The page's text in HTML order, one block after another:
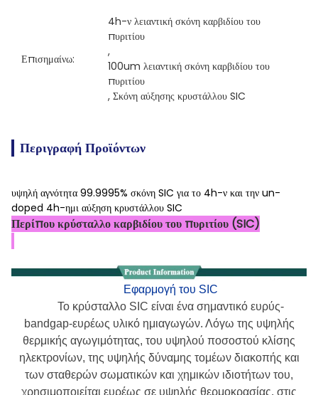
Επισημαίνω:
4h-ν λειαντική σκόνη καρβιδίου του
πυριτίου
,
100um λειαντική σκόνη καρβιδίου του
πυριτίου
, Σκόνη αύξησης κρυστάλλου SIC
Περιγραφή Προϊόντων
υψηλή αγνότητα 99.9995% σκόνη SIC για το 4h-ν και την un-
doped 4h-ημι αύξηση κρυστάλλου SIC
Περίπου κρύσταλλο καρβιδίου του πυριτίου (SIC)
Εφαρμογή του SIC
Το κρύσταλλο SIC είναι ένα σημαντικό ευρύς-
bandgap-ευρέως υλικό ημιαγωγών. Λόγω της υψηλής
θερμικής αγωγιμότητας, του υψηλού ποσοστού κλίσης
ηλεκτρονίων, της υψηλής δύναμης τομέων διακοπής και
των σταθερών σωματικών και χημικών ιδιοτήτων του,
χρησιμοποιείται ευρέως σε υψηλής θερμοκρασίας, στις